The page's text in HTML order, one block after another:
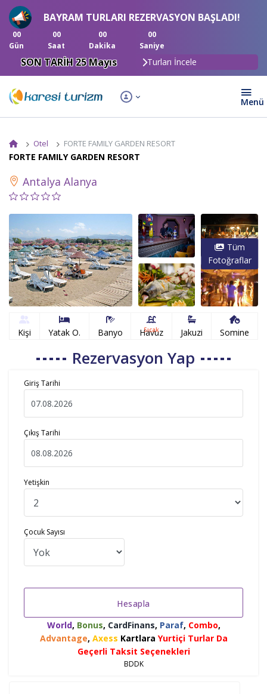
BAYRAM TURLARI REZERVASYON BAŞLADI!
00
Gün
00
Saat
00
Dakika
00
Saniye
SON TARİH 25 Mayıs Turları İncele
Otel FORTE FAMILY GARDEN RESORT
FORTE FAMILY GARDEN RESORT
Antalya Alanya
Tüm
Fotoğraflar
Kişi Yatak O. Banyo Sıcak
Havuz Jakuzi Somine
Rezervasyon Yap
Giriş Tarihi
Çıkış Tarihi
Yetişkin
Çocuk Sayısı
Hesapla
World, Bonus, CardFinans, Paraf, Combo,
Advantage, Axess Kartlara Yurtiçi Turlar Da
Geçerli Taksit Seçenekleri
BDDK